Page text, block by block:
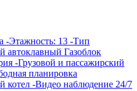
-Этажность: 13 -Тип
Газоблок
-Грузовой и пассажирский
планировка
котел -Видео наблюдение 24/7